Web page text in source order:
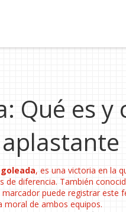
Qué es
goleada, es una victoria en la
de diferencia. También
puede registrar este
moral de ambos equipos.